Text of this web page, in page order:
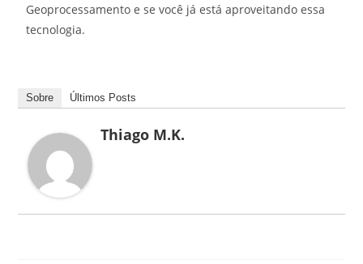
Geoprocessamento e se você já está aproveitando essa
tecnologia.
Sobre Últimos Posts
Thiago M.K.